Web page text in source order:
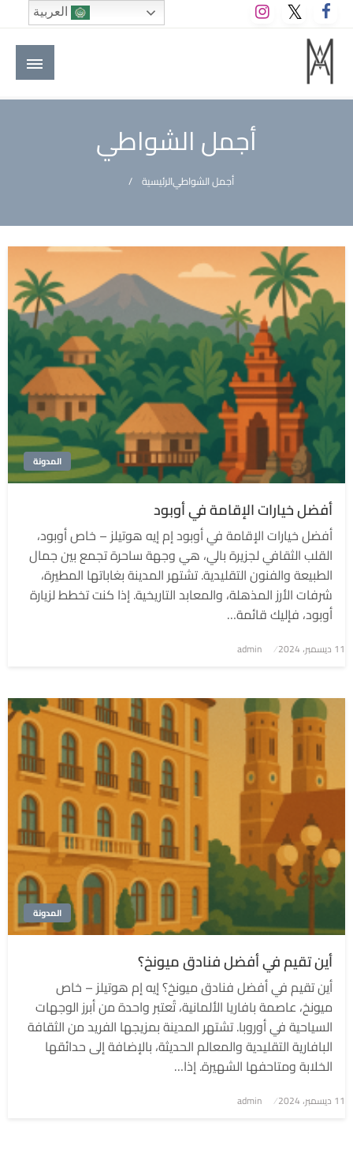
التخطي
إلى
المحتوى
M A hotels | إم ايه هوتيلز
الموقع الأول للعاملين في الفنادق في العالم العربي
أجمل الشواطي
الرئيسيةأجمل الشواطي
المدونة
أفضل خيارات الإقامة في أوبود
أفضل خيارات الإقامة في أوبود إم إيه هوتيلز – خاص أوبود،
القلب الثقافي لجزيرة بالي، هي وجهة ساحرة تجمع بين جمال
الطبيعة والفنون التقليدية. تشتهر المدينة بغاباتها المطيرة،
شرفات الأرز المذهلة، والمعابد التاريخية. إذا كنت تخطط لزيارة
أوبود، فإليك قائمة…
نُشر
11 ديسمبر، 2024 admin
المدونة
أين تقيم في أفضل فنادق ميونخ؟
أين تقيم في أفضل فنادق ميونخ؟ إيه إم هوتيلز – خاص
ميونخ، عاصمة بافاريا الألمانية، تُعتبر واحدة من أبرز الوجهات
السياحية في أوروبا. تشتهر المدينة بمزيجها الفريد من الثقافة
البافارية التقليدية والمعالم الحديثة، بالإضافة إلى حدائقها
الخلابة ومتاحفها الشهيرة. إذا…
نُشر
11 ديسمبر، 2024 admin
العربية